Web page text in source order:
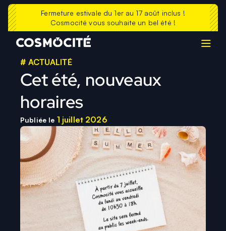
Fermeture estivale du 1er au 17 août inclus !
Cosmocité vous souhaite un bel été !
La Casemate
Echosciences
Contacts
Prolonger sa visite
# ACTUALITÉ
Cet été, nouveaux
horaires
Publiée le 1 juillet 2026